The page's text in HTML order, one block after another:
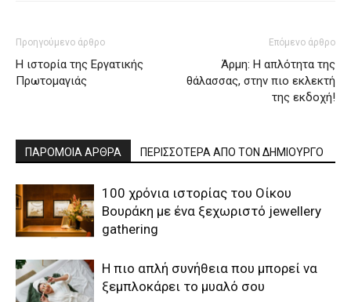
Προηγούμενο άρθρο
Η ιστορία της Εργατικής
Πρωτομαγιάς
Επόμενο άρθρο
Άρμη: Η απλότητα της
θάλασσας, στην πιο εκλεκτή
της εκδοχή!
ΠΑΡΟΜΟΙΑ ΑΡΘΡΑ ΠΕΡΙΣΣΟΤΕΡΑ ΑΠΟ ΤΟΝ ΔΗΜΙΟΥΡΓΟ
100 χρόνια ιστορίας του Οίκου
Βουράκη με ένα ξεχωριστό jewellery
gathering
Η πιο απλή συνήθεια που μπορεί να
ξεμπλοκάρει το μυαλό σου